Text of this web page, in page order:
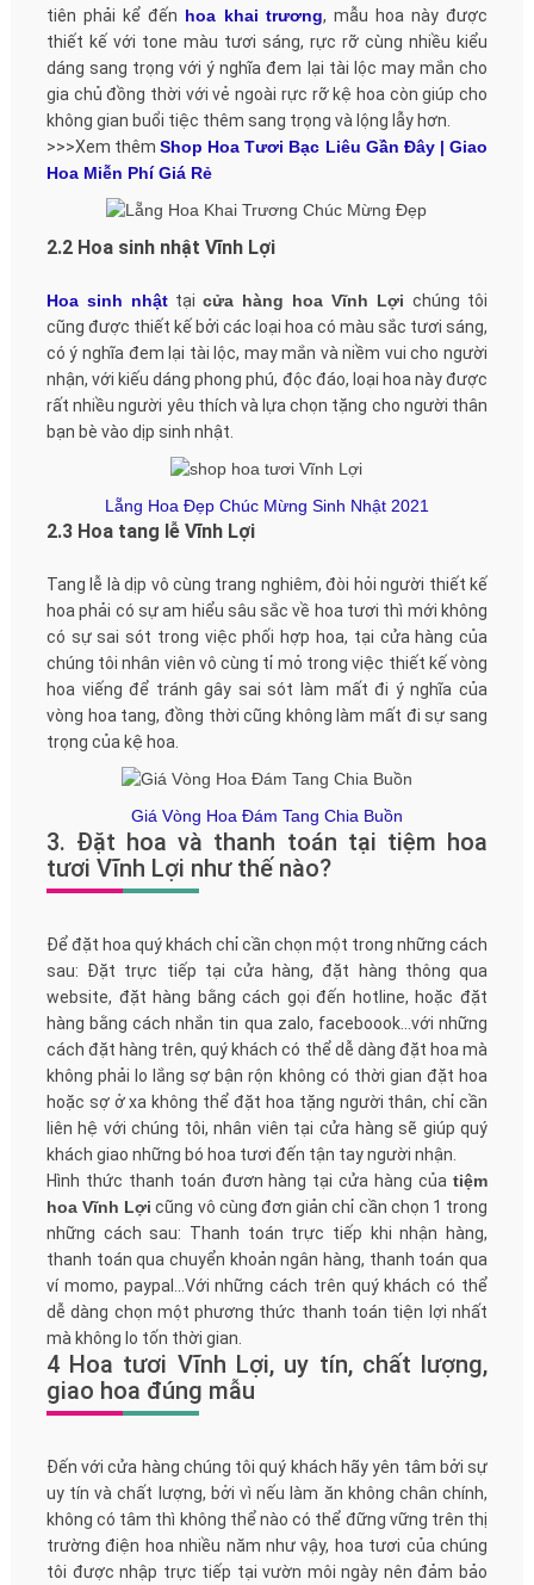
tiên phải kể đến hoa khai trương, mẫu hoa này được
thiết kế với tone màu tươi sáng, rực rỡ cùng nhiều kiểu
dáng sang trọng với ý nghĩa đem lại tài lộc may mắn cho
gia chủ đồng thời với vẻ ngoài rực rỡ kệ hoa còn giúp cho
không gian buổi tiệc thêm sang trọng và lộng lẫy hơn.
>>>Xem thêmShop Hoa Tươi Bạc Liêu Gần Đây | Giao
Hoa Miễn Phí Giá Rẻ
2.2 Hoa sinh nhật Vĩnh Lợi
Hoa sinh nhậttại cửa hàng hoa Vĩnh Lợichúng tôi
cũng được thiết kế bởi các loại hoa có màu sắc tươi sáng,
có ý nghĩa đem lại tài lộc, may mắn và niềm vui cho người
nhận, với kiếu dáng phong phú, độc đáo, loại hoa này được
rất nhiều người yêu thích và lựa chọn tặng cho người thân
bạn bè vào dịp sinh nhật.
Lẵng Hoa Đẹp Chúc Mừng Sinh Nhật 2021
2.3 Hoa tang lễ Vĩnh Lợi
Tang lễ là dịp vô cùng trang nghiêm, đòi hỏi người thiết kế
hoa phải có sự am hiểu sâu sắc về hoa tươi thì mới không
có sự sai sót trong việc phối hợp hoa, tại cửa hàng của
chúng tôi nhân viên vô cùng tỉ mỏ trong việc thiết kế vòng
hoa viếng để tránh gây sai sót làm mất đi ý nghĩa của
vòng hoa tang, đồng thời cũng không làm mất đi sự sang
trọng của kệ hoa.
Giá Vòng Hoa Đám Tang Chia Buồn
3. Đặt hoa và thanh toán tại tiệm hoa
tươi Vĩnh Lợi như thế nào?
Để đặt hoa quý khách chỉ cần chọn một trong những cách
sau: Đặt trực tiếp tại cửa hàng, đặt hàng thông qua
website, đặt hàng bằng cách gọi đến hotline, hoặc đặt
hàng bằng cách nhắn tin qua zalo, faceboook...với những
cách đặt hàng trên, quý khách có thể dễ dàng đặt hoa mà
không phải lo lắng sợ bận rộn không có thời gian đặt hoa
hoặc sợ ở xa không thể đặt hoa tặng người thân, chỉ cần
liên hệ với chúng tôi, nhân viên tại cửa hàng sẽ giúp quý
khách giao những bó hoa tươi đến tận tay người nhận.
Hình thức thanh toán đươn hàng tại cửa hàng củatiệm
hoa Vĩnh Lợi cũng vô cùng đơn giản chỉ cần chọn 1 trong
những cách sau: Thanh toán trực tiếp khi nhận hàng,
thanh toán qua chuyển khoản ngân hàng, thanh toán qua
ví momo, paypal...Với những cách trên quý khách có thể
dễ dàng chọn một phương thức thanh toán tiện lợi nhất
mà không lo tốn thời gian.
4 Hoa tươi Vĩnh Lợi, uy tín, chất lượng,
giao hoa đúng mẫu
Đến với cửa hàng chúng tôi quý khách hãy yên tâm bởi sự
uy tín và chất lượng, bởi vì nếu làm ăn không chân chính,
không có tâm thì không thể nào có thể đững vững trên thị
trường điện hoa nhiều năm như vậy, hoa tươi của chúng
tôi được nhập trực tiếp tại vườn môi ngày nên đảm bảo